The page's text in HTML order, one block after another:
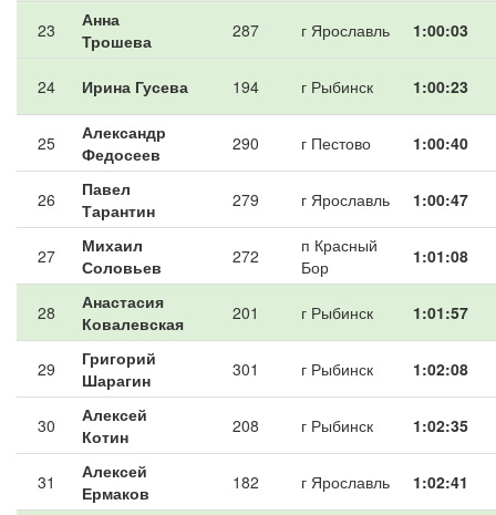
23
Анна
Трошева
287 г Ярославль 1:00:03
24 Ирина Гусева 194 г Рыбинск 1:00:23
25
Александр
Федосеев
290 г Пестово 1:00:40
26
Павел
Тарантин
279 г Ярославль 1:00:47
27
Михаил
Соловьев
272
п Красный
Бор
1:01:08
28
Анастасия
Ковалевская
201 г Рыбинск 1:01:57
29
Григорий
Шарагин
301 г Рыбинск 1:02:08
30
Алексей
Котин
208 г Рыбинск 1:02:35
31
Алексей
Ермаков
182 г Ярославль 1:02:41